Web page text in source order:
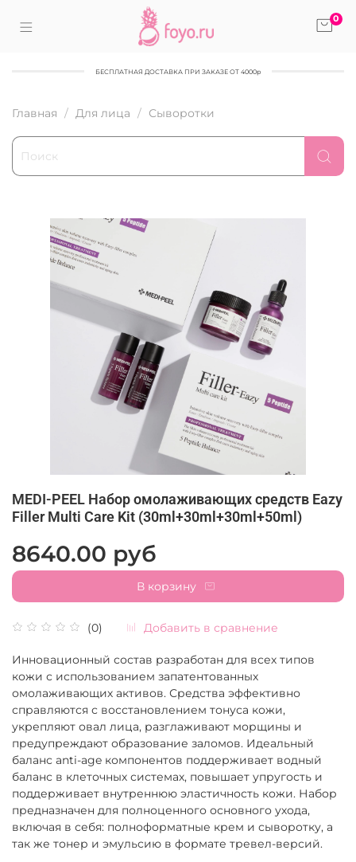
0
БЕСПЛАТНАЯ ДОСТАВКА ПРИ ЗАКАЗЕ ОТ 4000р
Главная Для лица Сыворотки
MEDI-PEEL Набор омолаживающих средств Eazy
Filler Multi Care Kit (30ml+30ml+30ml+50ml)
(0) Добавить в сравнение
8640.00 руб
В корзину
Инновационный состав разработан для всех типов
кожи с использованием запатентованных
омолаживающих активов. Средства эффективно
справляются с восстановлением тонуса кожи,
укрепляют овал лица, разглаживают морщины и
предупреждают образование заломов. Идеальный
баланс anti-age компонентов поддерживает водный
баланс в клеточных системах, повышает упругость и
поддерживает внутреннюю эластичность кожи. Набор
предназначен для полноценного основного ухода,
включая в себя: полноформатные крем и сыворотку, а
так же тонер и эмульсию в формате тревел-версий.